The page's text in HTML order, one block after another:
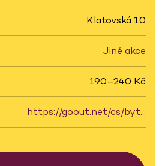
Klatovská 10
Jiné akce
190–240 Kč
https://goout.net/cs/byt…